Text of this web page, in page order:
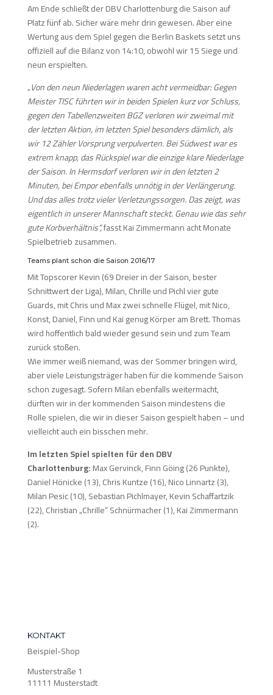
Am Ende schließt der DBV Charlottenburg die Saison auf
Platz fünf ab. Sicher wäre mehr drin gewesen. Aber eine
Wertung aus dem Spiel gegen die Berlin Baskets setzt uns
offiziell auf die Bilanz von 14:10, obwohl wir 15 Siege und
neun erspielten.
„Von den neun Niederlagen waren acht vermeidbar: Gegen
Meister TISC führten wir in beiden Spielen kurz vor Schluss,
gegen den Tabellenzweiten BGZ verloren wir zweimal mit
der letzten Aktion, im letzten Spiel besonders dämlich, als
wir 12 Zähler Vorsprung verpulverten. Bei Südwest war es
extrem knapp, das Rückspiel war die einzige klare Niederlage
der Saison. In Hermsdorf verloren wir in den letzten 2
Minuten, bei Empor ebenfalls unnötig in der Verlängerung.
Und das alles trotz vieler Verletzungssorgen.Das zeigt, was
eigentlich in unserer Mannschaft steckt. Genau wie das sehr
gute Korbverhältnis“,fasst Kai Zimmermann acht Monate
Spielbetrieb zusammen.
Teams plant schon die Saison 2016/17
Mit Topscorer Kevin (69 Dreier in der Saison, bester
Schnittwert der Liga), Milan, Chrille und Pichl vier gute
Guards, mit Chris und Max zwei schnelle Flügel, mit Nico,
Konst, Daniel, Finn und Kai genug Körper am Brett. Thomas
wird hoffentlich bald wieder gesund sein und zum Team
zurück stoßen.
Wie immer weiß niemand, was der Sommer bringen wird,
aber viele Leistungsträger haben für die kommende Saison
schon zugesagt. Sofern Milan ebenfalls weitermacht,
dürften wir in der kommenden Saison mindestens die
Rolle spielen, die wir in dieser Saison gespielt haben – und
vielleicht auch ein bisschen mehr.
Im letzten Spiel spielten für den DBV
Charlottenburg:Max Gervinck, Finn Göing (26 Punkte),
Daniel Hönicke (13), Chris Kuntze (16), Nico Linnartz (3),
Milan Pesic (10), Sebastian Pichlmayer, Kevin Schaffartzik
(22), Christian „Chrille“ Schnürmacher (1), Kai Zimmermann
(2).
KONTAKT
Beispiel-Shop
Musterstraße 1
11111 Musterstadt